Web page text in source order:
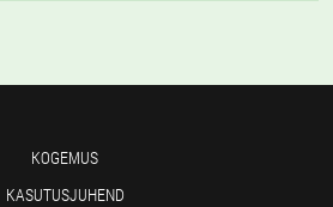
KOGEMUS
KASUTUSJUHEND